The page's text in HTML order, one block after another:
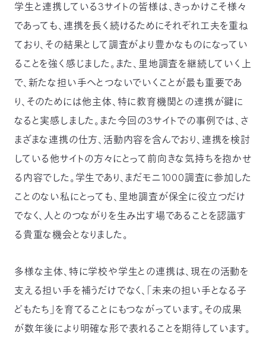
学生と連携している3サイトの皆様は、きっかけこそ様々
であっても、連携を長く続けるためにそれぞれ工夫を重ね
ており、その結果として調査がより豊かなものになってい
ることを強く感じました。また、里地調査を継続していく上
で、新たな担い手へとつないでいくことが最も重要であ
り、そのためには他主体、特に教育機関との連携が鍵に
なると実感しました。また今回の3サイトでの事例では、さ
まざまな連携の仕方、活動内容を含んでおり、連携を検討
している他サイトの方々にとって前向きな気持ちを抱かせ
る内容でした。学生であり、まだモニ1000調査に参加した
ことのない私にとっても、里地調査が保全に役立つだけ
でなく、人とのつながりを生み出す場であることを認識す
る貴重な機会となりました。
多様な主体、特に学校や学生との連携は、現在の活動を
支える担い手を補うだけでなく、「未来の担い手となる子
どもたち」を育てることにもつながっています。その成果
が数年後により明確な形で表れることを期待しています。